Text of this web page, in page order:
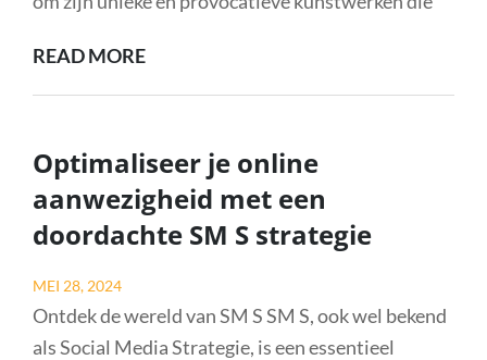
READ MORESURREALISTISCHE
WERELD
VAN
SALVADOR
DALÍ
Optimaliseer je online
aanwezigheid met een
doordachte SM S strategie
Posted
on
MEI 28, 2024
Ontdek de wereld van SM S SM S, ook wel bekend
als Social Media Strategie, is een essentieel